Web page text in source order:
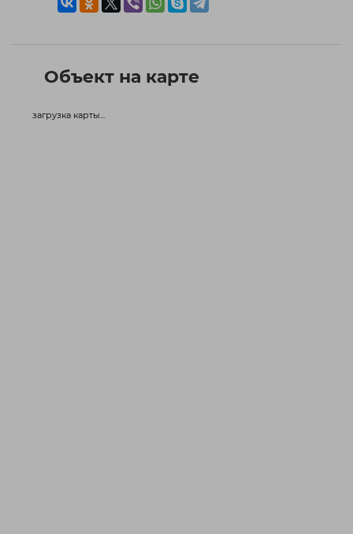
Объект на карте
загрузка карты...